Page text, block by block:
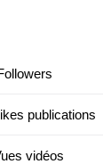
publications
vidéos